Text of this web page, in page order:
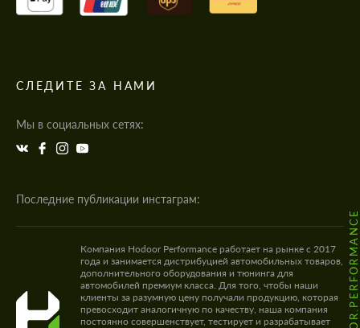
СЛЕДИТЕ ЗА НАМИ
Мы в социальных сетях:
Последние публикации инстаграм:
Компания Hodoor Performance работает на рынке с 2017
года и занимается дистрибуцией автомобильных товаров,
дополнительного оборудования и тюнинга для
автомобилей премиум класса. Для того, чтобы наши
клиенты за разумную цену получали продукцию, которая
превосходит аналогичную по качеству, наша компания
постоянно совершенствует, тестирует и разрабатывает